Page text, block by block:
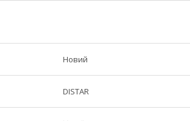
Новий
DISTAR